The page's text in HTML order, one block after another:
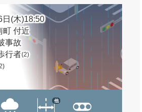
日(木)18:50
町 付近
事故
行者(2)
他